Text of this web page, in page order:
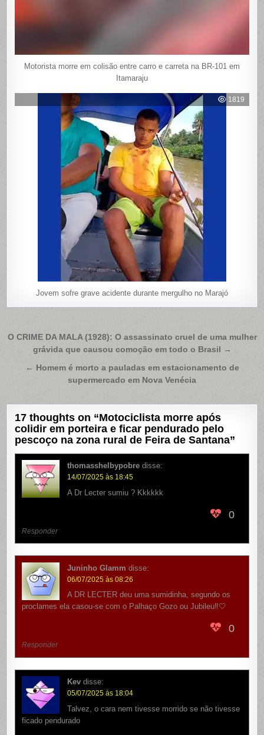
Motorista morre em colisão entre carro e carreta na BR-101 em
Itamaraju
1819
Jovem sofre grave acidente durante mergulho no Marajó
Navegação
Post
O CRIME DA MALA (1928): O assassinato cruel de uma mulher
grávida que causou comoção em todo o Brasil →
← Homem é morto a pauladas em estacionamento de
supermercado em Nova Venécia
17 thoughts on “Motociclista morre após
colidir em porteira e ficar pendurado pelo
pescoço na zona rural de Feira de Santana”
thomasshelbypobre disse:
14/07/2025 às 18:45
A Dr Lecter sumiu ? Kkkkkk
0
Responder
Juninho Glamm disse:
06/07/2025 às 08:26
A DR LECTER deu uma sumidinha, segundo os
proclames ela casou-se com o Palhaço Gozo ou Jubileu‼️🤍
0
Responder
Kev disse:
05/07/2025 às 18:04
Talvez, o cara nem tivesse morrido se não tivesse
ficado pendurado